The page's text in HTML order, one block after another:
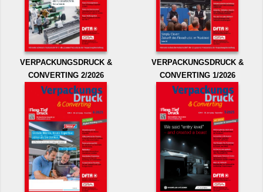
VERPACKUNGSDRUCK &
CONVERTING 2/2026
VERPACKUNGSDRUCK &
CONVERTING 1/2026